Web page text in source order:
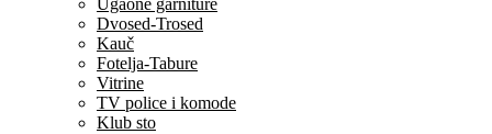
Ugaone garniture
Dvosed-Trosed
Kauč
Fotelja-Tabure
Vitrine
TV police i komode
Klub sto